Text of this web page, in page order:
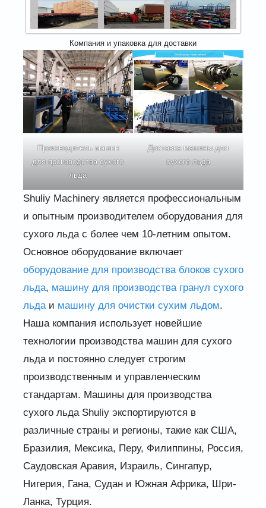
Компания и упаковка для доставки
Производитель машин
для производства сухого
льда
Доставка машины для
сухого льда
Shuliy Machinery является профессиональным
и опытным производителем оборудования для
сухого льда с более чем 10-летним опытом.
Основное оборудование включает
оборудование для производства блоков сухого
льда, машину для производства гранул сухого
льдаи машину для очистки сухим льдом.
Наша компания использует новейшие
технологии производства машин для сухого
льда и постоянно следует строгим
производственным и управленческим
стандартам. Машины для производства
сухого льда Shuliy экспортируются в
различные страны и регионы, такие как США,
Бразилия, Мексика, Перу, Филиппины, Россия,
Саудовская Аравия, Израиль, Сингапур,
Нигерия, Гана, Судан и Южная Африка, Шри-
Ланка, Турция.